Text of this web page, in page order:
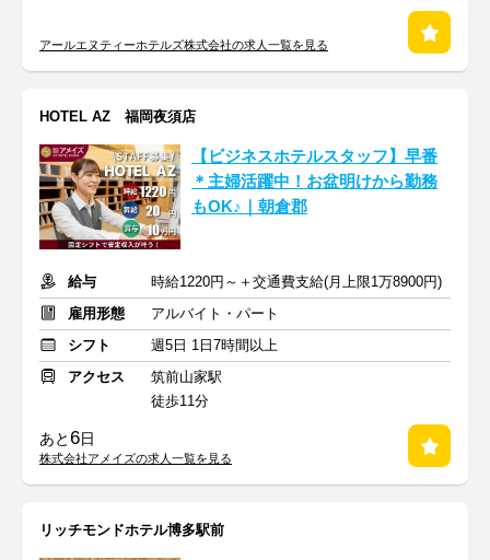
アールエヌティーホテルズ株式会社の求人一覧を見る
HOTEL AZ 福岡夜須店
【ビジネスホテルスタッフ】早番
＊主婦活躍中！お盆明けから勤務
もOK♪｜朝倉郡
給与
時給1220円～＋交通費支給(月上限1万8900円)
雇用形態
アルバイト・パート
シフト
週5日 1日7時間以上
アクセス
筑前山家駅
徒歩11分
あと6日
株式会社アメイズの求人一覧を見る
リッチモンドホテル博多駅前